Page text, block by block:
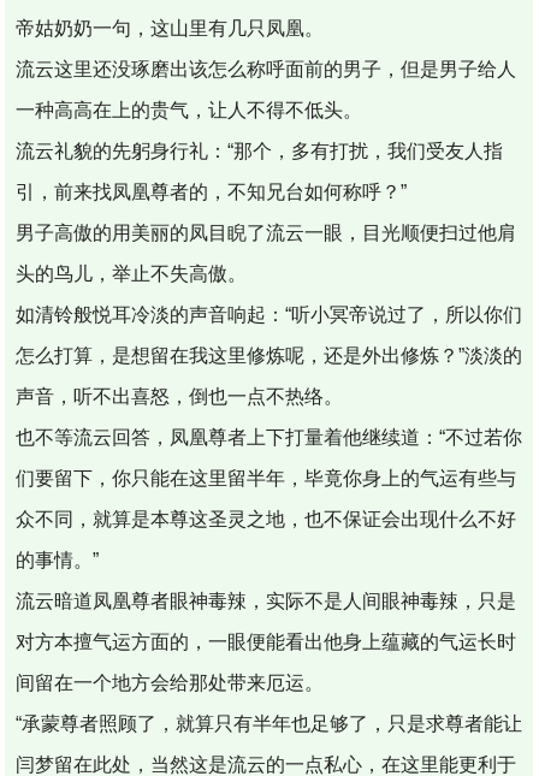
帝姑奶奶一句，这山里有几只凤凰。
流云这里还没琢磨出该怎么称呼面前的男子，但是男子给人
一种高高在上的贵气，让人不得不低头。
流云礼貌的先躬身行礼：“那个，多有打扰，我们受友人指
引，前来找凤凰尊者的，不知兄台如何称呼？”
男子高傲的用美丽的凤目睨了流云一眼，目光顺便扫过他肩
头的鸟儿，举止不失高傲。
如清铃般悦耳冷淡的声音响起：“听小冥帝说过了，所以你们
怎么打算，是想留在我这里修炼呢，还是外出修炼？”淡淡的
声音，听不出喜怒，倒也一点不热络。
也不等流云回答，凤凰尊者上下打量着他继续道：“不过若你
们要留下，你只能在这里留半年，毕竟你身上的气运有些与
众不同，就算是本尊这圣灵之地，也不保证会出现什么不好
的事情。”
流云暗道凤凰尊者眼神毒辣，实际不是人间眼神毒辣，只是
对方本擅气运方面的，一眼便能看出他身上蕴藏的气运长时
间留在一个地方会给那处带来厄运。
“承蒙尊者照顾了，就算只有半年也足够了，只是求尊者能让
闫梦留在此处，当然这是流云的一点私心，在这里能更利于